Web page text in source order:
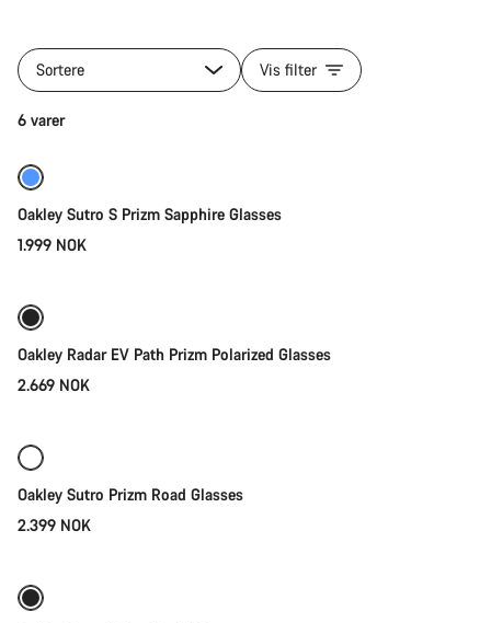
produkter
i
Briller
Sortere Vis filter
6 varer
Oakley Sutro S Prizm Sapphire Glasses
1.999 NOK
Oakley Radar EV Path Prizm Polarized Glasses
2.669 NOK
Oakley Sutro Prizm Road Glasses
2.399 NOK